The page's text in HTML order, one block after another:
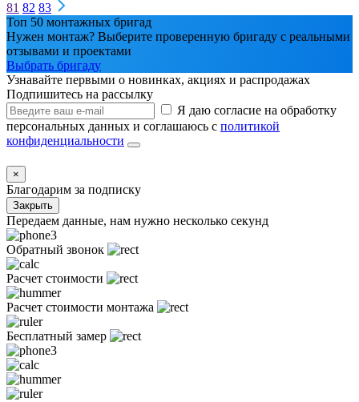
81 82 83
Топ 50 монтажных бригад
Нужен монтаж? Выберите проверенную бригаду с реальными
отзывами и проектами
Выбрать бригаду
Узнавайте первыми о новинках, акциях и распродажах
Подпишитесь на рассылку
Я даю согласие на обработку
персональных данных и соглашаюсь с политикой
конфиденциальности
×
Благодарим за подписку
Закрыть
Передаем данные, нам нужно несколько секунд
Обратный звонок
Расчет стоимости
Расчет стоимости монтажа
Бесплатный замер